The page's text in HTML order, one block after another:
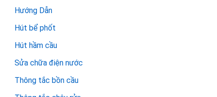
Hướng Dẫn
Hút bể phốt
Hút hầm cầu
Sửa chữa điện nước
Thông tắc bồn cầu